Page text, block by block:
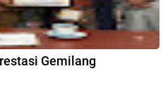
Gemilang